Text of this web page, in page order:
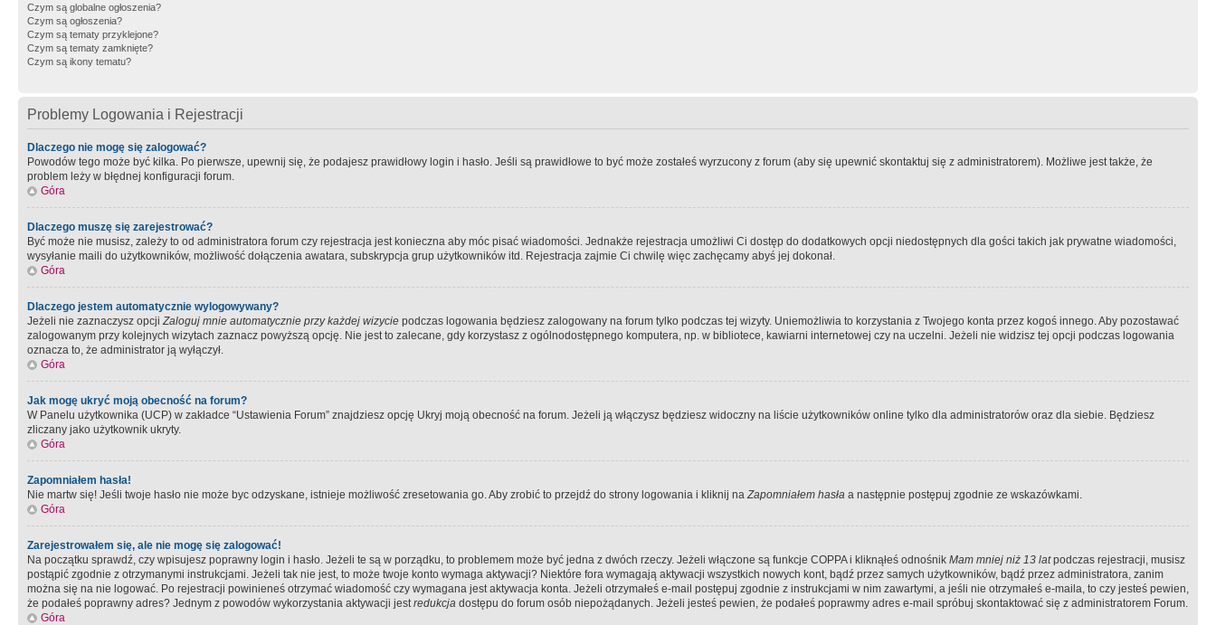
Czym są globalne ogłoszenia?
Czym są ogłoszenia?
Czym są tematy przyklejone?
Czym są tematy zamknięte?
Czym są ikony tematu?
Problemy Logowania i Rejestracji
Dlaczego nie mogę się zalogować?
Powodów tego może być kilka. Po pierwsze, upewnij się, że podajesz prawidłowy login i hasło. Jeśli są prawidłowe to być może zostałeś wyrzucony z forum (aby się upewnić skontaktuj się z administratorem). Możliwe jest także, że
problem leży w błędnej konfiguracji forum.
Góra
Dlaczego muszę się zarejestrować?
Być może nie musisz, zależy to od administratora forum czy rejestracja jest konieczna aby móc pisać wiadomości. Jednakże rejestracja umożliwi Ci dostęp do dodatkowych opcji niedostępnych dla gości takich jak prywatne wiadomości,
wysyłanie maili do użytkowników, możliwość dołączenia awatara, subskrypcja grup użytkowników itd. Rejestracja zajmie Ci chwilę więc zachęcamy abyś jej dokonał.
Góra
Dlaczego jestem automatycznie wylogowywany?
Jeżeli nie zaznaczysz opcjiZaloguj mnie automatycznie przy każdej wizycie podczas logowania będziesz zalogowany na forum tylko podczas tej wizyty. Uniemożliwia to korzystania z Twojego konta przez kogoś innego. Aby pozostawać
zalogowanym przy kolejnych wizytach zaznacz powyższą opcję. Nie jest to zalecane, gdy korzystasz z ogólnodostępnego komputera, np. w bibliotece, kawiarni internetowej czy na uczelni. Jeżeli nie widzisz tej opcji podczas logowania
oznacza to, że administrator ją wyłączył.
Góra
Jak mogę ukryć moją obecność na forum?
W Panelu użytkownika (UCP) w zakładce “Ustawienia Forum” znajdziesz opcję Ukryj moją obecność na forum. Jeżeli ją włączysz będziesz widoczny na liście użytkowników online tylko dla administratorów oraz dla siebie. Będziesz
zliczany jako użytkownik ukryty.
Góra
Zapomniałem hasła!
Nie martw się! Jeśli twoje hasło nie może byc odzyskane, istnieje możliwość zresetowania go. Aby zrobić to przejdź do strony logowania i kliknij naZapomniałem hasła a następnie postępuj zgodnie ze wskazówkami.
Góra
Zarejestrowałem się, ale nie mogę się zalogować!
Na początku sprawdź, czy wpisujesz poprawny login i hasło. Jeżeli te są w porządku, to problemem może być jedna z dwóch rzeczy. Jeżeli włączone są funkcje COPPA i kliknąłeś odnośnik Mam mniej niż 13 latpodczas rejestracji, musisz
postąpić zgodnie z otrzymanymi instrukcjami. Jeżeli tak nie jest, to może twoje konto wymaga aktywacji? Niektóre fora wymagają aktywacji wszystkich nowych kont, bądź przez samych użytkowników, bądź przez administratora, zanim
można się na nie logować. Po rejestracji powinieneś otrzymać wiadomość czy wymagana jest aktywacja konta. Jeżeli otrzymałeś e-mail postępuj zgodnie z instrukcjami w nim zawartymi, a jeśli nie otrzymałeś e-maila, to czy jesteś pewien,
że podałeś poprawny adres? Jednym z powodów wykorzystania aktywacji jestredukcja dostępu do forum osób niepożądanych. Jeżeli jesteś pewien, że podałeś poprawmy adres e-mail spróbuj skontaktować się z administratorem Forum.
Góra